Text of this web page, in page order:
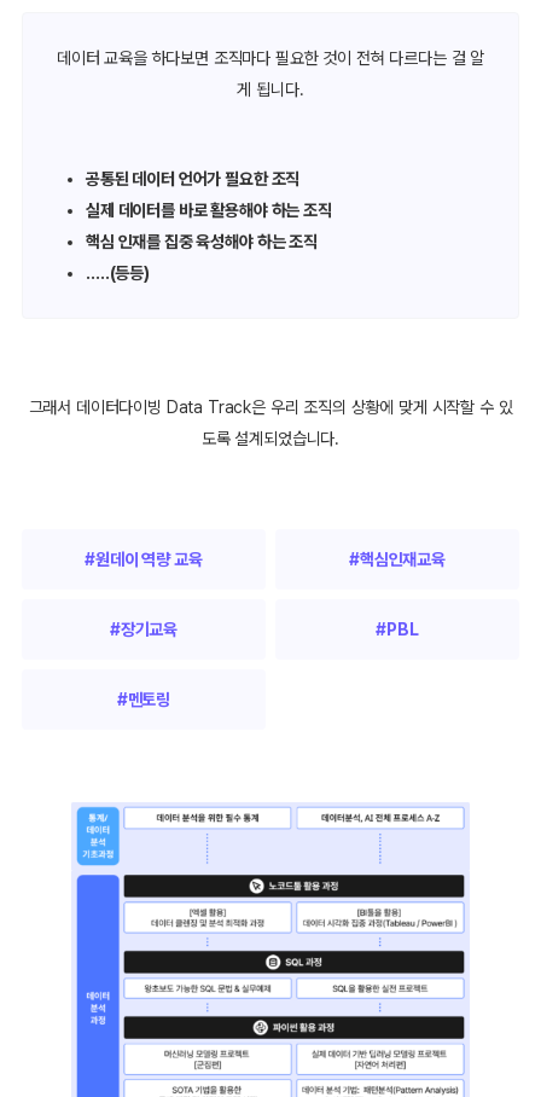
데이터 교육을 하다보면 조직마다 필요한 것이 전혀 다르다는 걸 알
게 됩니다.
공통된 데이터 언어가 필요한 조직
실제 데이터를 바로 활용해야 하는 조직
핵심 인재를 집중 육성해야 하는 조직
…..(등등)
그래서 데이터다이빙 Data Track은 우리 조직의 상황에 맞게 시작할 수 있
도록 설계되었습니다.
#원데이 역량 교육 #핵심인재교육
#장기교육 #PBL
#멘토링